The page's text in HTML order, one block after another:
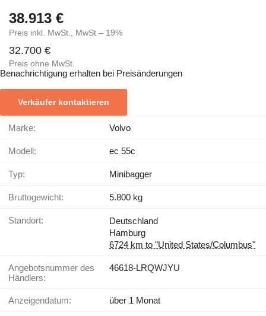
38.913 €
Preis inkl. MwSt., MwSt – 19%
32.700 €
Preis ohne MwSt.
Benachrichtigung erhalten bei Preisänderungen
Verkäufer kontaktieren
Marke: Volvo
Modell: ec 55c
Typ: Minibagger
Bruttogewicht: 5.800 kg
Standort:
Deutschland
Hamburg
6724 km to "United States/Columbus"
Angebotsnummer des
Händlers:
46618-LRQWJYU
Anzeigendatum: über 1 Monat